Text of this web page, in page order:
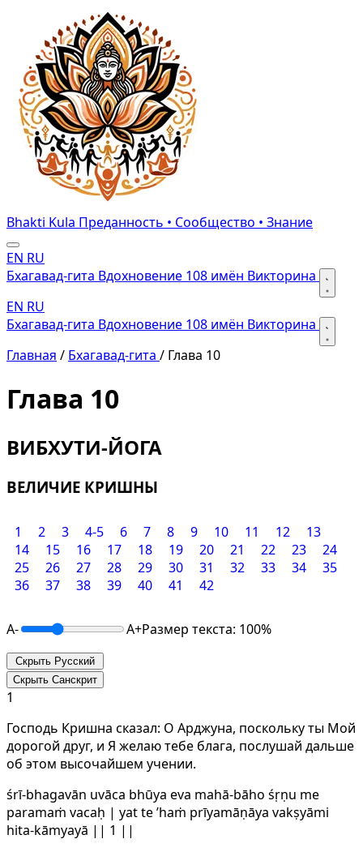
Bhakti Kula Преданность • Сообщество • Знание
EN RU
Бхагавад-гита Вдохновение 108 имён Викторина
EN RU
Бхагавад-гита Вдохновение 108 имён Викторина
Главная / Бхагавад-гита / Глава 10
Глава 10
ВИБХУТИ-ЙОГА
ВЕЛИЧИЕ КРИШНЫ
1 2 3 4-5 6 7 8 9 10 11 12
13
14
15 16 17 18 19 20 21 22 23
24
25
26 27 28 29 30 31 32 33 34
35
36
37 38 39 40 41 42
A- A+Размер текста: 100%
Скрыть Русский
Скрыть Санскрит
1
Господь Кришна сказал: О Арджуна, поскольку ты Мой
дорогой друг, и Я желаю тебе блага, послушай дальше
об этом высочайшем учении.
śrī-bhagavān uvāca bhūya eva mahā-bāho śṛṇu me
paramaṁ vacaḥ | yat te ’haṁ prīyamāṇāya vakṣyāmi
hita-kāmyayā || 1 ||